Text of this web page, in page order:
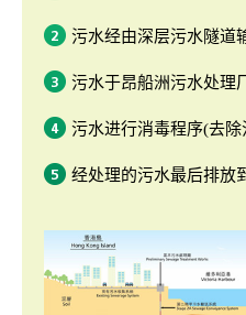
污水经由深层污水隧道
污水于昂船洲污水处理
污水进行消毒程序(去除
经处理的污水最后排放